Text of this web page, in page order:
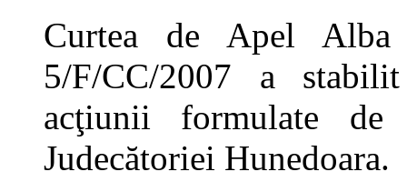
Curtea de Apel
5/F/CC/2007 a
acţiunii formulate de
Judecătoriei Hunedoara.